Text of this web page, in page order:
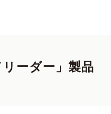
ーダー」製品